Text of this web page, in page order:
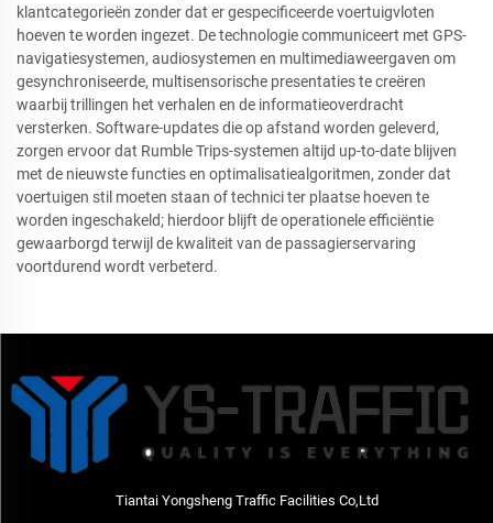
klantcategorieën zonder dat er gespecificeerde voertuigvloten
hoeven te worden ingezet. De technologie communiceert met GPS-
navigatiesystemen, audiosystemen en multimediaweergaven om
gesynchroniseerde, multisensorische presentaties te creëren
waarbij trillingen het verhalen en de informatieoverdracht
versterken. Software-updates die op afstand worden geleverd,
zorgen ervoor dat Rumble Trips-systemen altijd up-to-date blijven
met de nieuwste functies en optimalisatiealgoritmen, zonder dat
voertuigen stil moeten staan of technici ter plaatse hoeven te
worden ingeschakeld; hierdoor blijft de operationele efficiëntie
gewaarborgd terwijl de kwaliteit van de passagierservaring
voortdurend wordt verbeterd.
Tiantai Yongsheng Traffic Facilities Co,Ltd